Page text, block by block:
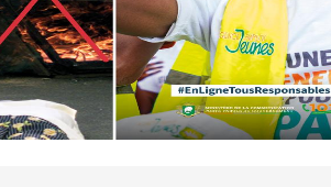
prend officiellement fonction
AIP
13 mars 2026, 10:43
Nécrologie : décès de
Guillaume Houphouët-Boigny,
fils du Père fondateur...